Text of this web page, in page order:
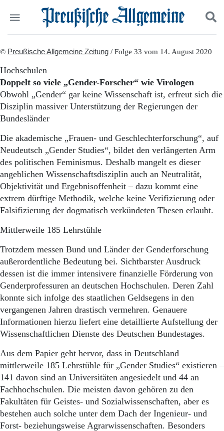
Start
Wer wir sind
Aktuelle Ausgabe
Abonnent werden
Abo Prämien
Archiv
Mediadaten
Politik
Panorama
Gesellschaft
Leben
Pommern
Berlin-Brandenburg
Schlesien
Danzig und Westpreußen
Bücher
Kontakt
Impressum
Datenschutz
Suchen und finden
© Preußische Allgemeine Zeitung / Folge 33 vom 14. August 2020
Hochschulen
Doppelt so viele „Gender-Forscher“ wie Virologen
Obwohl „Gender“ gar keine Wissenschaft ist, erfreut sich die
Disziplin massiver Unterstützung der Regierungen der
Bundesländer
Die akademische „Frauen- und Geschlechterforschung“, auf
Neudeutsch „Gender Studies“, bildet den verlängerten Arm
des politischen Feminismus. Deshalb mangelt es dieser
angeblichen Wissenschaftsdisziplin auch an Neutralität,
Objektivität und Ergebnisoffenheit – dazu kommt eine
extrem dürftige Methodik, welche keine Verifizierung oder
Falsifizierung der dogmatisch verkündeten Thesen erlaubt.
Mittlerweile 185 Lehrstühle
Trotzdem messen Bund und Länder der Genderforschung
außerordentliche Bedeutung bei. Sichtbarster Ausdruck
dessen ist die immer intensivere finanzielle Förderung von
Genderprofessuren an deutschen Hochschulen. Deren Zahl
konnte sich infolge des staatlichen Geldsegens in den
vergangenen Jahren drastisch vermehren. Genauere
Informationen hierzu liefert eine detaillierte Aufstellung der
Wissenschaftlichen Dienste des Deutschen Bundestages.
Aus dem Papier geht hervor, dass in Deutschland
mittlerweile 185 Lehrstühle für „Gender Studies“ existieren –
141 davon sind an Universitäten angesiedelt und 44 an
Fachhochschulen. Die meisten davon gehören zu den
Fakultäten für Geistes- und Sozialwissenschaften, aber es
bestehen auch solche unter dem Dach der Ingenieur- und
Forst- beziehungsweise Agrarwissenschaften. Besonders